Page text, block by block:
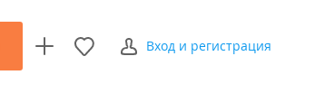
Вход и регистрация